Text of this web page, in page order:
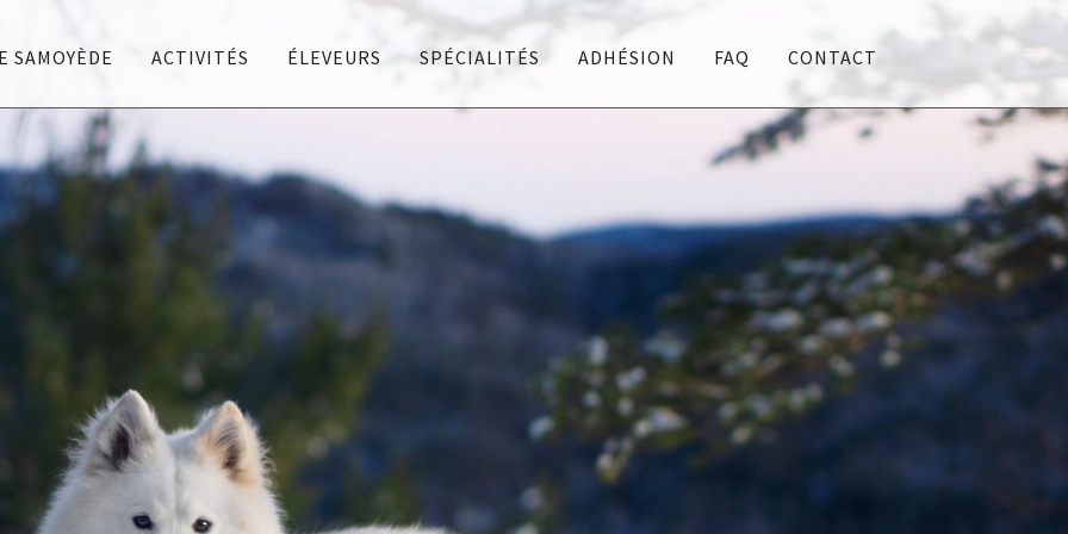
bonnes pratiques d'élevage.
SAMOYÈDE ACTIVITÉS ÉLEVEURS SPÉCIALITÉS ADHÉSION FAQ CONTACT